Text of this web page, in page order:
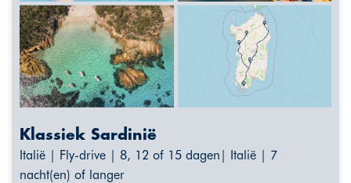
Klassiek Sardinië
Italië | Fly-drive | 8, 12 of 15 dagen| Italië | 7
nacht(en) of langer